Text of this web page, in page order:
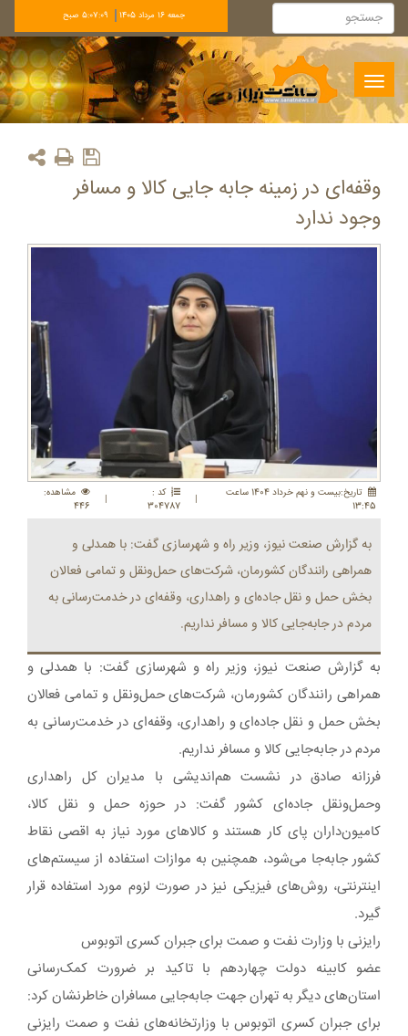
جمعه 16 مرداد 1405 5:07:09 صبح
Toggle
navigation
وقفه‌ای در زمینه جابه جایی کالا و مسافر
وجود ندارد
تاريخ:بيست و نهم خرداد 1404 ساعت
13:45
|
کد :
304787
|
مشاهده:
446
به گزارش صنعت نیوز، وزیر راه و شهرسازی گفت: با همدلی و
همراهی رانندگان کشورمان، شرکت‌های حمل‌ونقل و تمامی فعالان
بخش حمل و نقل جاده‌ای و راهداری، وقفه‌ای در خدمت‌رسانی به
مردم در جابه‌جایی کالا و مسافر نداریم.
به گزارش صنعت نیوز، وزیر راه و شهرسازی گفت: با همدلی و
همراهی رانندگان کشورمان، شرکت‌های حمل‌ونقل و تمامی فعالان
بخش حمل و نقل جاده‌ای و راهداری، وقفه‌ای در خدمت‌رسانی به
مردم در جابه‌جایی کالا و مسافر نداریم.
فرزانه صادق در نشست هم‌اندیشی با مدیران کل راهداری
وحمل‌ونقل جاده‌ای کشور گفت: در حوزه حمل و نقل کالا،
کامیون‌داران پای کار هستند و کالاهای مورد نیاز به اقصی نقاط
کشور جابه‌جا می‌شود، همچنین به موازات استفاده از سیستم‌های
اینترنتی، روش‌های فیزیکی نیز در صورت لزوم مورد استفاده قرار
گیرد.
رایزنی با وزارت نفت و صمت برای جبران کسری اتوبوس
عضو کابینه دولت چهاردهم با تاکید بر ضرورت کمک‌رسانی
استان‌های دیگر به تهران جهت جابه‌جایی مسافران خاطرنشان کرد:
برای جبران کسری اتوبوس با وزارتخانه‌های نفت و صمت رایزنی